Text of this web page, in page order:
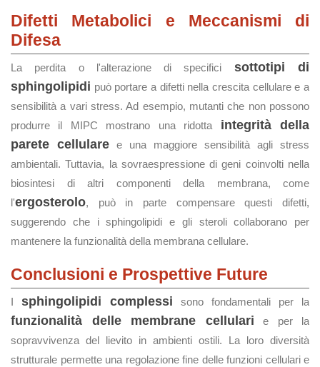
Difetti Metabolici e Meccanismi di
Difesa
La perdita o l'alterazione di specifici sottotipi di
sphingolipidi può portare a difetti nella crescita cellulare e a
sensibilità a vari stress. Ad esempio, mutanti che non possono
produrre il MIPC mostrano una ridotta integrità della
parete cellulare e una maggiore sensibilità agli stress
ambientali. Tuttavia, la sovraespressione di geni coinvolti nella
biosintesi di altri componenti della membrana, come
l'ergosterolo, può in parte compensare questi difetti,
suggerendo che i sphingolipidi e gli steroli collaborano per
mantenere la funzionalità della membrana cellulare.
Conclusioni e Prospettive Future
I sphingolipidi complessi sono fondamentali per la
funzionalità delle membrane cellulari e per la
sopravvivenza del lievito in ambienti ostili. La loro diversità
strutturale permette una regolazione fine delle funzioni cellulari e